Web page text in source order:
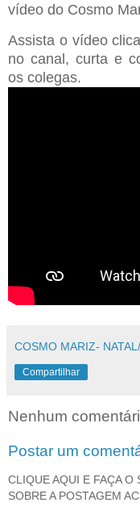
vídeo do Cosmo
Assista o vídeo
no canal, curta e
os colegas.
COSMO MARIZ-
Compartilhar
Nenhum
Postar um
CLIQUE AQUI E FAÇA O
SOBRE A POSTAGEM